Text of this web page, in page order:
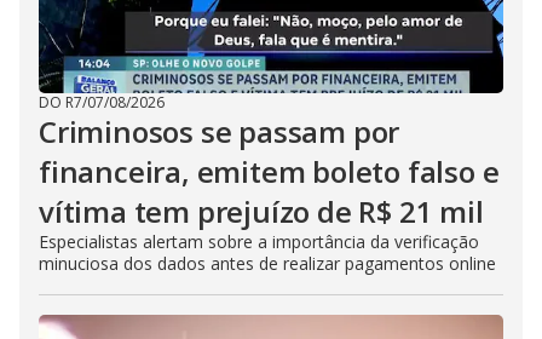
DO R7/07/08/2026
Criminosos se passam por
financeira, emitem boleto falso e
vítima tem prejuízo de R$ 21 mil
Especialistas alertam sobre a importância da verificação
minuciosa dos dados antes de realizar pagamentos online